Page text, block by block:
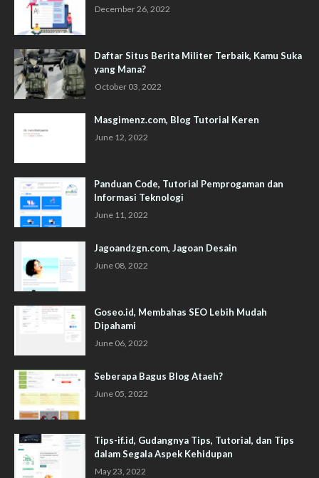
December 26, 2022
Daftar Situs Berita Militer Terbaik, Kamu Suka
yang Mana?
October 03, 2022
Masgimenz.com, Blog Tutorial Keren
June 12, 2022
Panduan Code, Tutorial Pemprogaman dan
Informasi Teknologi
June 11, 2022
Jagoandzgn.com, Jagoan Desain
June 08, 2022
Goseo.id, Membahas SEO Lebih Mudah
Dipahami
June 06, 2022
Seberapa Bagus Blog Ataeh?
June 05, 2022
Tips-if.id, Gudangnya Tips, Tutorial, dan Tips
dalam Segala Aspek Kehidupan
May 23, 2022